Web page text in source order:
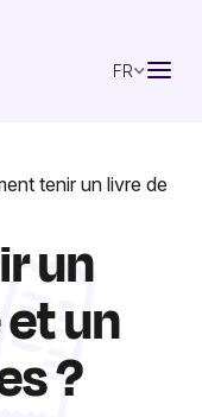
FR
tenir un livre de
un
un
?